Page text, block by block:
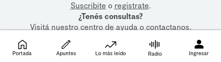
Suscribite o registrate.
¿Tenés consultas?
Visitá nuestrocentro de ayudaocontactanos.
Portada Apuntes Lo más leído Radio Ingresar